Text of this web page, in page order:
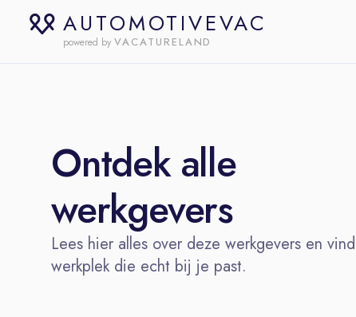
AUTOMOTIVEVAC
powered by VACATURELAND
Ontdek alle
werkgevers
Lees hier alles over deze werkgevers en
werkplek die echt bij je past.